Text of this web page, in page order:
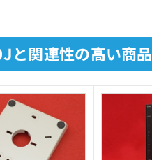
と関連性の高い商品